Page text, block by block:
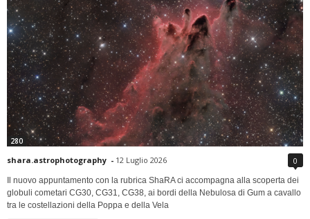
280
shara.astrophotography - 12 Luglio 2026 0
Il nuovo appuntamento con la rubrica ShaRA ci accompagna alla scoperta dei
globuli cometari CG30, CG31, CG38, ai bordi della Nebulosa di Gum a cavallo
tra le costellazioni della Poppa e della Vela